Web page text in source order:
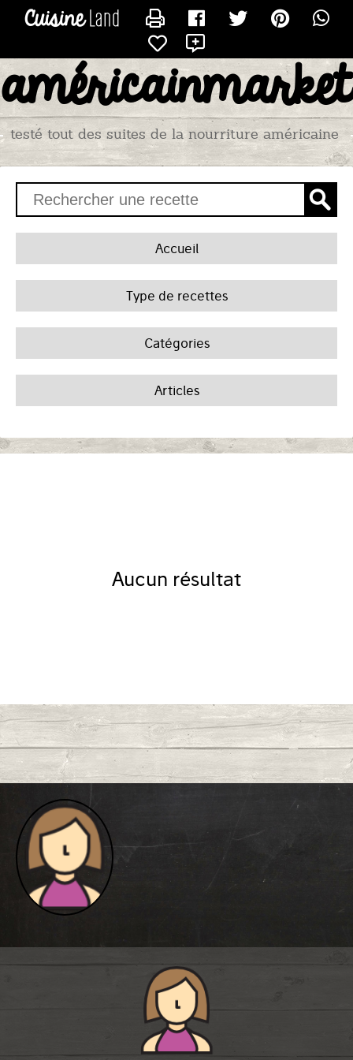
américainmarket
testé tout des suites de la nourriture américaine
Accueil
Type de recettes
Catégories
Articles
Aucun résultat
CONTACTER AMÉRICAINMARKET1